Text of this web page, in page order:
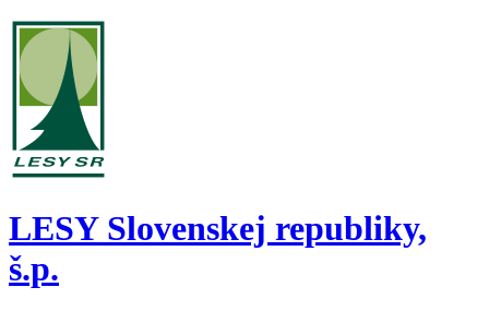
LESY Slovenskej republiky,
š.p.